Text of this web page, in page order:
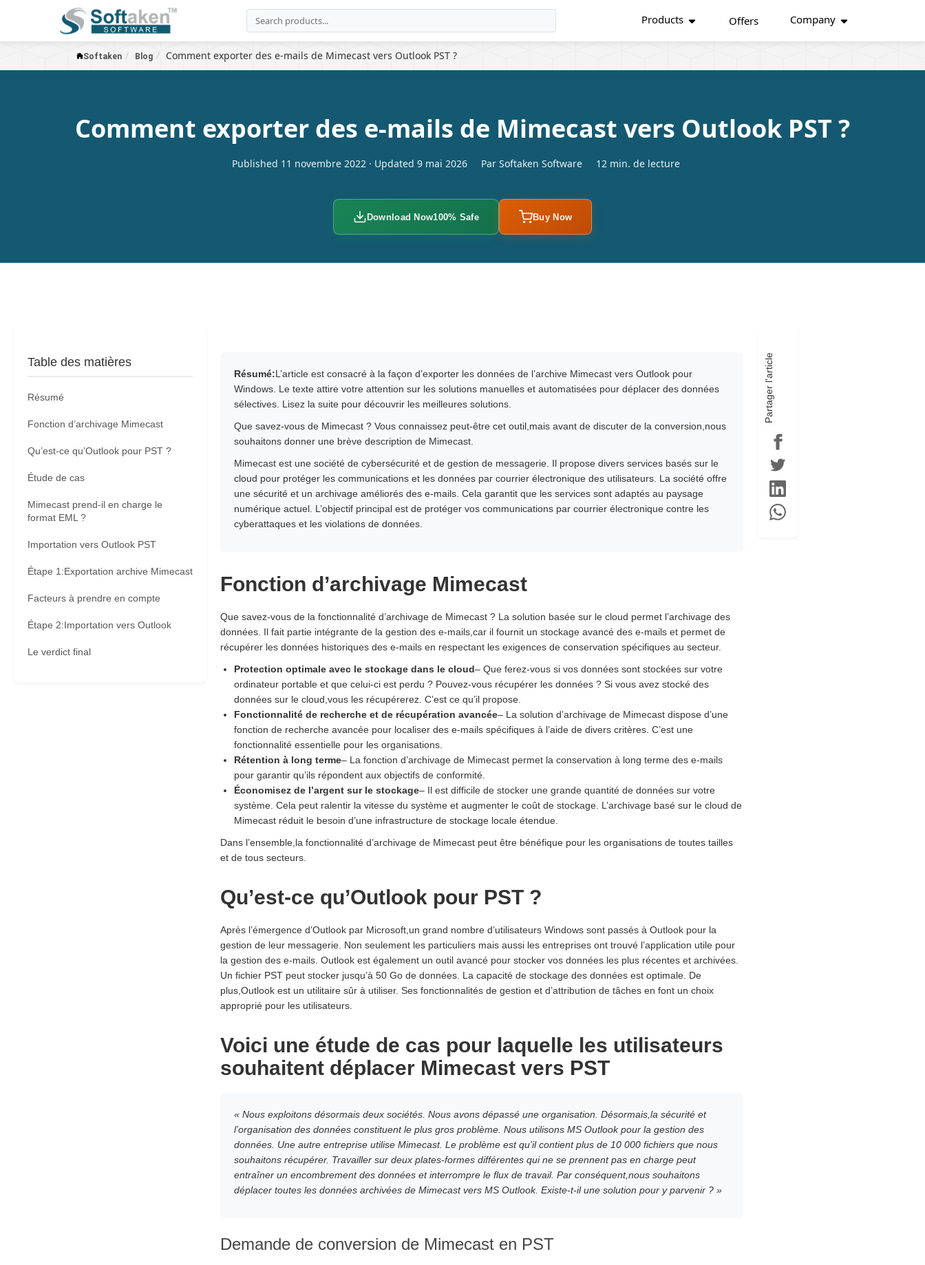
Products Offers Company
Softaken Blog Comment exporter des e-mails de Mimecast vers Outlook PST ?
Comment exporter des e-mails de Mimecast vers Outlook PST ?
Published 11 novembre 2022 · Updated 9 mai 2026 Par Softaken Software 12 min. de lecture
Download Now100% Safe Buy Now
Table des matières
Résumé
Fonction d’archivage Mimecast
Qu’est-ce qu’Outlook pour PST ?
Étude de cas
Mimecast prend-il en charge le
format EML ?
Importation vers Outlook PST
Étape 1:Exportation archive Mimecast
Facteurs à prendre en compte
Étape 2:Importation vers Outlook
Le verdict final
Résumé:L’article est consacré à la façon d’exporter les données de l’archive Mimecast vers Outlook pour
Windows. Le texte attire votre attention sur les solutions manuelles et automatisées pour déplacer des données
sélectives. Lisez la suite pour découvrir les meilleures solutions.
Que savez-vous de Mimecast ? Vous connaissez peut-être cet outil,mais avant de discuter de la conversion,nous
souhaitons donner une brève description de Mimecast.
Mimecast est une société de cybersécurité et de gestion de messagerie. Il propose divers services basés sur le
cloud pour protéger les communications et les données par courrier électronique des utilisateurs. La société offre
une sécurité et un archivage améliorés des e-mails. Cela garantit que les services sont adaptés au paysage
numérique actuel. L’objectif principal est de protéger vos communications par courrier électronique contre les
cyberattaques et les violations de données.
Fonction d’archivage Mimecast
Que savez-vous de la fonctionnalité d’archivage de Mimecast ? La solution basée sur le cloud permet l’archivage des
données. Il fait partie intégrante de la gestion des e-mails,car il fournit un stockage avancé des e-mails et permet de
récupérer les données historiques des e-mails en respectant les exigences de conservation spécifiques au secteur.
Protection optimale avec le stockage dans le cloud– Que ferez-vous si vos données sont stockées sur votre
ordinateur portable et que celui-ci est perdu ? Pouvez-vous récupérer les données ? Si vous avez stocké des
données sur le cloud,vous les récupérerez. C’est ce qu’il propose.
Fonctionnalité de recherche et de récupération avancée– La solution d’archivage de Mimecast dispose d’une
fonction de recherche avancée pour localiser des e-mails spécifiques à l’aide de divers critères. C’est une
fonctionnalité essentielle pour les organisations.
Rétention à long terme– La fonction d’archivage de Mimecast permet la conservation à long terme des e-mails
pour garantir qu’ils répondent aux objectifs de conformité.
Économisez de l’argent sur le stockage– Il est difficile de stocker une grande quantité de données sur votre
système. Cela peut ralentir la vitesse du système et augmenter le coût de stockage. L’archivage basé sur le cloud de
Mimecast réduit le besoin d’une infrastructure de stockage locale étendue.
Dans l’ensemble,la fonctionnalité d’archivage de Mimecast peut être bénéfique pour les organisations de toutes tailles
et de tous secteurs.
Qu’est-ce qu’Outlook pour PST ?
Après l’émergence d’Outlook par Microsoft,un grand nombre d’utilisateurs Windows sont passés à Outlook pour la
gestion de leur messagerie. Non seulement les particuliers mais aussi les entreprises ont trouvé l’application utile pour
la gestion des e-mails. Outlook est également un outil avancé pour stocker vos données les plus récentes et archivées.
Un fichier PST peut stocker jusqu’à 50 Go de données. La capacité de stockage des données est optimale. De
plus,Outlook est un utilitaire sûr à utiliser. Ses fonctionnalités de gestion et d’attribution de tâches en font un choix
approprié pour les utilisateurs.
Voici une étude de cas pour laquelle les utilisateurs
souhaitent déplacer Mimecast vers PST
« Nous exploitons désormais deux sociétés. Nous avons dépassé une organisation. Désormais,la sécurité et
l’organisation des données constituent le plus gros problème. Nous utilisons MS Outlook pour la gestion des
données. Une autre entreprise utilise Mimecast. Le problème est qu’il contient plus de 10 000 fichiers que nous
souhaitons récupérer. Travailler sur deux plates-formes différentes qui ne se prennent pas en charge peut
entraîner un encombrement des données et interrompre le flux de travail. Par conséquent,nous souhaitons
déplacer toutes les données archivées de Mimecast vers MS Outlook. Existe-t-il une solution pour y parvenir ? »
Demande de conversion de Mimecast en PST
Partager l'article